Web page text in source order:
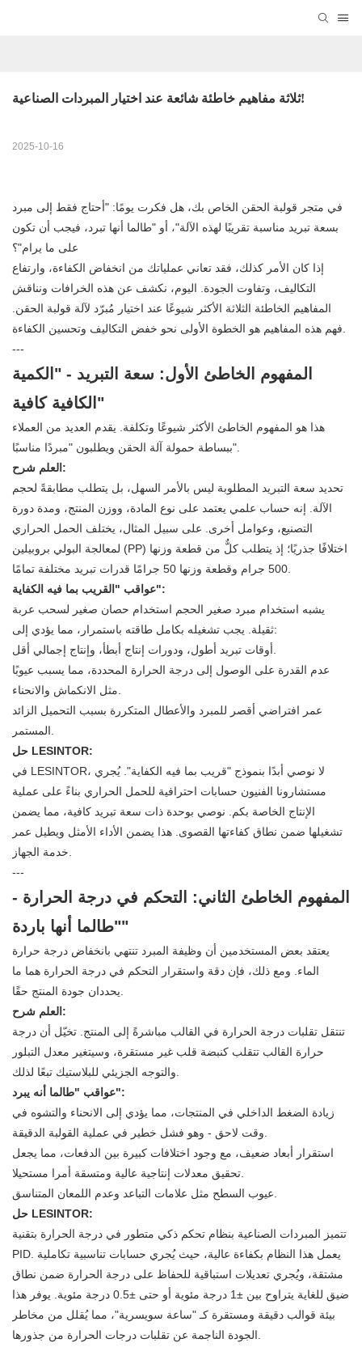
ثلاثة مفاهيم خاطئة شائعة عند اختيار المبردات الصناعية!
2025-10-16
في متجر قولبة الحقن الخاص بك، هل فكرت يومًا: "أحتاج فقط إلى مبرد
بسعة تبريد مناسبة تقريبًا لهذه الآلة"، أو "طالما أنها تبرد، فيجب أن تكون
على ما يرام"؟
إذا كان الأمر كذلك، فقد تعاني عملياتك من انخفاض الكفاءة، وارتفاع
التكاليف، وتفاوت الجودة. اليوم، نكشف عن هذه الخرافات ونناقش
المفاهيم الخاطئة الثلاثة الأكثر شيوعًا عند اختيار مُبرّد لآلة قولبة الحقن.
فهم هذه المفاهيم هو الخطوة الأولى نحو خفض التكاليف وتحسين الكفاءة.
---
المفهوم الخاطئ الأول: سعة التبريد - "الكمية
الكافية كافية"
هذا هو المفهوم الخاطئ الأكثر شيوعًا وتكلفة. يقدم العديد من العملاء
ببساطة حمولة آلة الحقن ويطلبون "مبردًا مناسبًا".
العلم شرح:
تحديد سعة التبريد المطلوبة ليس بالأمر السهل، بل يتطلب مطابقةً لحجم
الآلة. إنه حساب علمي يعتمد على نوع المادة، ووزن المنتج، ومدة دورة
التصنيع، وعوامل أخرى. على سبيل المثال، يختلف الحمل الحراري
لمعالجة البولي بروبيلين (PP) اختلافًا جذريًا؛ إذ يتطلب كلٌّ من قطعة وزنها
500 جرام وقطعة وزنها 50 جرامًا قدرات تبريد مختلفة تمامًا.
عواقب "القريب بما فيه الكفاية":
يشبه استخدام مبرد صغير الحجم استخدام حصان صغير لسحب عربة
ثقيلة. يجب تشغيله بكامل طاقته باستمرار، مما يؤدي إلى:
أوقات تبريد أطول، ودورات إنتاج أبطأ، وإنتاج إجمالي أقل.
عدم القدرة على الوصول إلى درجة الحرارة المحددة، مما يسبب عيوبًا
مثل الانكماش والانحناء.
عمر افتراضي أقصر للمبرد والأعطال المتكررة بسبب التحميل الزائد
المستمر.
حل LESINTOR:
في LESINTOR، لا نوصي أبدًا بنموذج "قريب بما فيه الكفاية". يُجري
مستشارونا الفنيون حسابات احترافية للحمل الحراري بناءً على عملية
الإنتاج الخاصة بكم. نوصي بوحدة ذات سعة تبريد كافية، مما يضمن
تشغيلها ضمن نطاق كفاءتها القصوى. هذا يضمن الأداء الأمثل ويطيل عمر
خدمة الجهاز.
---
المفهوم الخاطئ الثاني: التحكم في درجة الحرارة -
"طالما أنها باردة"
يعتقد بعض المستخدمين أن وظيفة المبرد تنتهي بانخفاض درجة حرارة
الماء. ومع ذلك، فإن دقة واستقرار التحكم في درجة الحرارة هما ما
يحددان جودة المنتج حقًا.
العلم شرح:
تنتقل تقلبات درجة الحرارة في القالب مباشرةً إلى المنتج. تخيّل أن درجة
حرارة القالب تتقلب كنبضة قلب غير مستقرة، وسيتغير معدل التبلور
والتوجه الجزيئي للبلاستيك تبعًا لذلك.
عواقب "طالما أنه يبرد":
زيادة الضغط الداخلي في المنتجات، مما يؤدي إلى الانحناء والتشوه في
وقت لاحق - وهو فشل خطير في عملية القولبة الدقيقة.
استقرار أبعاد ضعيف، مع وجود اختلافات كبيرة بين الدفعات، مما يجعل
تحقيق معدلات إنتاجية عالية ومتسقة أمرا مستحيلا.
عيوب السطح مثل علامات التباعد وعدم اللمعان المتناسق.
حل LESINTOR:
تتميز المبردات الصناعية بنظام تحكم ذكي متطور في درجة الحرارة بتقنية
PID. يعمل هذا النظام بكفاءة عالية، حيث يُجري حسابات تناسبية تكاملية
مشتقة، ويُجري تعديلات استباقية للحفاظ على درجة الحرارة ضمن نطاق
ضيق للغاية يتراوح بين ±1 درجة مئوية أو حتى ±0.5 درجة مئوية. يوفر هذا
بيئة قوالب دقيقة ومستقرة كـ "ساعة سويسرية"، مما يُقلل من مخاطر
الجودة الناجمة عن تقلبات درجات الحرارة من جذورها.